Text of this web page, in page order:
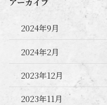
2024年9月
2024年2月
2023年12月
2023年11月